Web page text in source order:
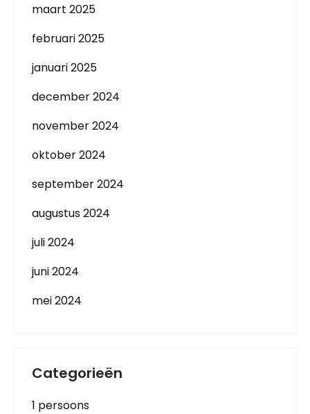
maart 2025
februari 2025
januari 2025
december 2024
november 2024
oktober 2024
september 2024
augustus 2024
juli 2024
juni 2024
mei 2024
Categorieën
1 persoons